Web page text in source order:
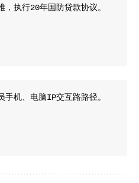
执行20年国防贷款协议。
手机、电脑IP交互路路径。